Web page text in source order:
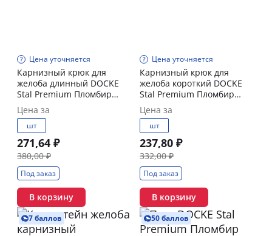
Цена уточняется
Карнизный крюк для
желоба длинный DOCKE
Stal Premium Пломбир
D=125
Цена за
шт
271,64 ₽
380,00 ₽
Под заказ
В корзину
Цена уточняется
Карнизный крюк для
желоба короткий DOCKE
Stal Premium Пломбир
D=125
Цена за
шт
237,80 ₽
332,00 ₽
Под заказ
В корзину
7 баллов 50 баллов